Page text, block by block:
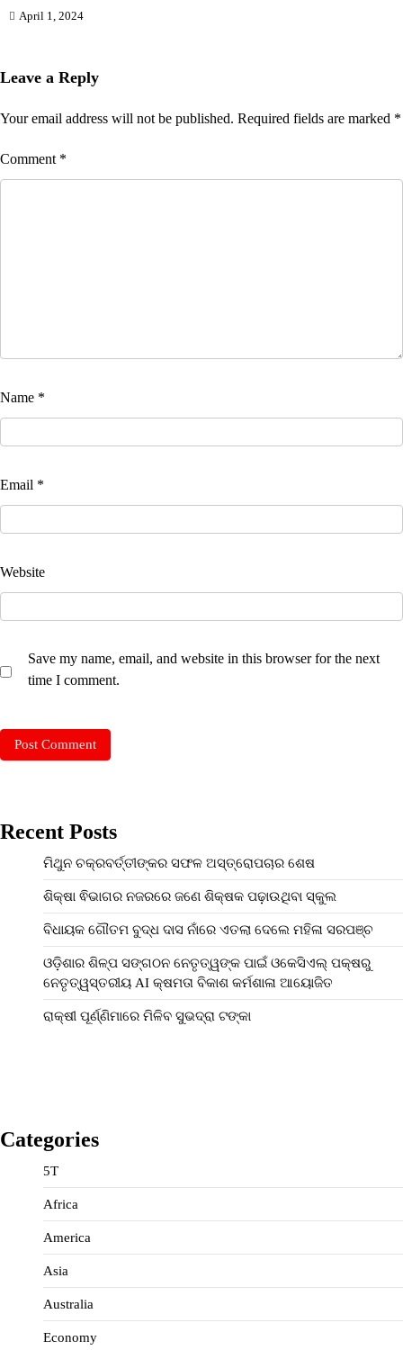
April 1, 2024
Leave a Reply
Your email address will not be published. Required fields are marked *
Comment *
Name *
Email *
Website
Save my name, email, and website in this browser for the next
time I comment.
Recent Posts
ମିଥୁନ ଚକ୍ରବର୍ତ୍ତୀଙ୍କର ସଫଳ ଅସ୍ତ୍ରୋପଚାର ଶେଷ
ଶିକ୍ଷା ଵିଭାଗର ନଜରରେ ଜଣେ ଶିକ୍ଷକ ପଢ଼ାଉଥିବା ସ୍କୁଲ
ବିଧାୟକ ଗୌତମ ବୁଦ୍ଧ ଦାସ ନାଁରେ ଏତଲା ଦେଲେ ମହିଳା ସରପଞ୍ଚ
ଓଡ଼ିଶାର ଶିଳ୍ପ ସଙ୍ଗଠନ ନେତୃତ୍ୱଙ୍କ ପାଇଁ ଓକେସିଏଲ୍ ପକ୍ଷରୁ
ନେତୃତ୍ୱସ୍ତରୀୟ AI କ୍ଷମତା ବିକାଶ କର୍ମଶାଳା ଆୟୋଜିତ
ରାକ୍ଷୀ ପୂର୍ଣ୍ଣିମାରେ ମିଳିବ ସୁଭଦ୍ରା ଟଙ୍କା
Categories
5T
Africa
America
Asia
Australia
Economy